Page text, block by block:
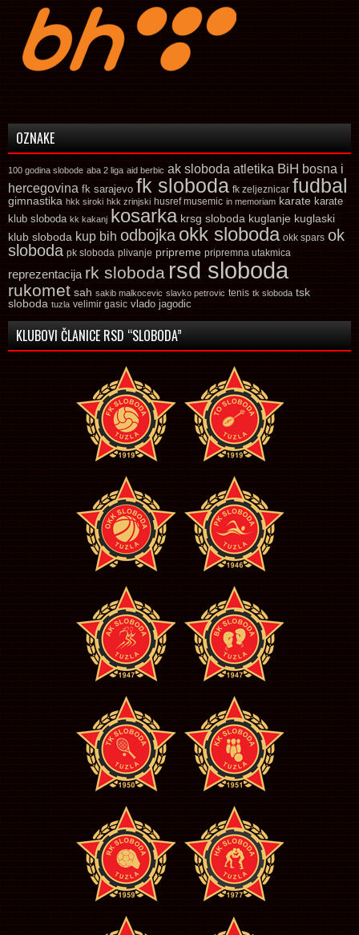
OZNAKE
100 godina slobode aba 2 liga aid berbic ak sloboda atletika BiH bosna i
hercegovina fk sarajevo fk sloboda fk zeljeznicar fudbal
gimnastika hkk siroki hkk zrinjski husref musemic in memoriam karate karate
klub sloboda kk kakanj kosarka krsg sloboda kuglanje kuglaski
klub sloboda kup bih odbojka okk sloboda okk spars ok
sloboda pk sloboda plivanje pripreme pripremna utakmica
reprezentacija rk sloboda rsd sloboda
rukomet sah sakib malkocevic slavko petrovic tenis tk sloboda tsk
sloboda tuzla velimir gasic vlado jagodic
KLUBOVI ČLANICE RSD “SLOBODA”